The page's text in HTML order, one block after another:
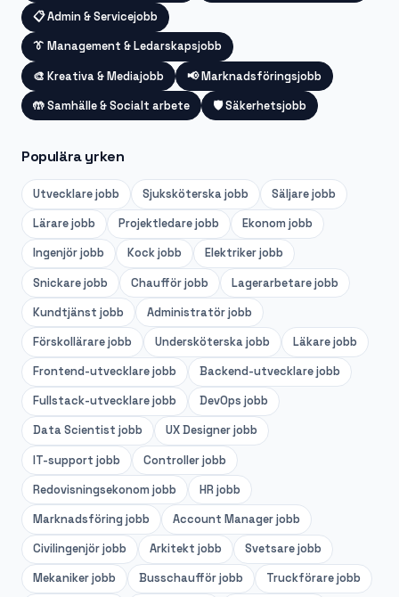
📋Admin & Servicejobb
👔 Management & Ledarskapsjobb
🎨 Kreativa & Mediajobb 📢Marknadsföringsjobb
🤲Samhälle & Socialt arbete 🛡️Säkerhetsjobb
Populära yrken
Utvecklarejobb Sjuksköterskajobb Säljarejobb
Lärarejobb Projektledarejobb Ekonom jobb
Ingenjörjobb Kockjobb Elektrikerjobb
Snickarejobb Chaufförjobb Lagerarbetarejobb
Kundtjänst jobb Administratörjobb
Förskollärarejobb Undersköterskajobb Läkarejobb
Frontend-utvecklarejobb Backend-utvecklarejobb
Fullstack-utvecklarejobb DevOps jobb
Data Scientist jobb UX Designerjobb
IT-support jobb Controllerjobb
Redovisningsekonom jobb HR jobb
Marknadsföring jobb Account Managerjobb
Civilingenjörjobb Arkitekt jobb Svetsarejobb
Mekanikerjobb Busschaufförjobb Truckförarejobb